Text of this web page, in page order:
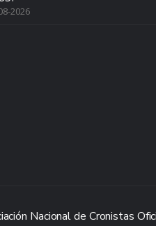
2026
Nacional de Cronistas